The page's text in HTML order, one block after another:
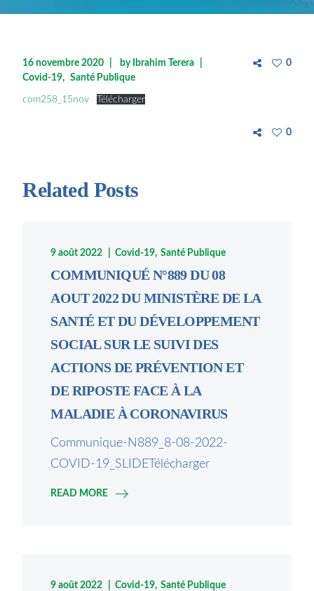
16 novembre 2020 by Ibrahim Terera
Covid-19
Santé Publique
0
com258_15nov Télécharger
0
Related Posts
9 août 2022 Covid-19 Santé Publique
COMMUNIQUÉ N°889 DU 08
AOUT 2022 DU MINISTÈRE DE LA
SANTÉ ET DU DÉVELOPPEMENT
SOCIAL SUR LE SUIVI DES
ACTIONS DE PRÉVENTION ET
DE RIPOSTE FACE À LA
MALADIE À CORONAVIRUS
Communique-N889_8-08-2022-
COVID-19_SLIDETélécharger
READ MORE
9 août 2022 Covid-19 Santé Publique